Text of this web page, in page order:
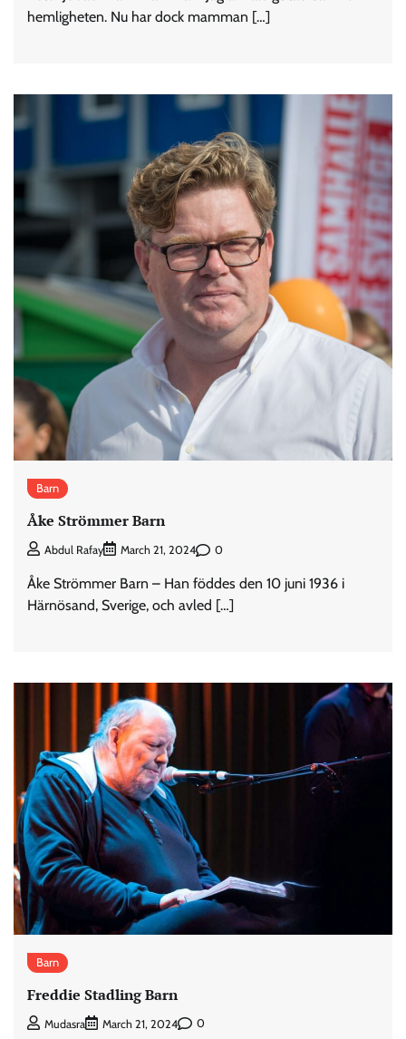
hemligheten. Nu har dock mamman […]
Barn
Åke Strömmer Barn
Abdul Rafay March 21, 2024 0
Åke Strömmer Barn – Han föddes den 10 juni 1936 i
Härnösand, Sverige, och avled […]
Barn
Freddie Stadling Barn
Mudasra March 21, 2024 0